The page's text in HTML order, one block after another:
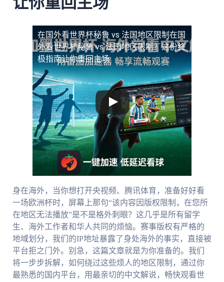
在国外看世界杯秘鲁 vs 法国地区限制 在国
外看世界杯秘鲁 vs 法国地区限制？这份终
极指南让你重回主场
身在海外，当你想打开央视频、腾讯体育，准备好好看
一场欧洲杯时，屏幕上那句“该内容因版权限制，在您所
在地区无法播放”是不是格外刺眼？这几乎是所有留学
生、海外工作者和华人共同的烦恼。赛事版权有严格的
地域划分，我们的IP地址暴露了身处海外的事实，直接被
平台拒之门外。别急，这篇文章就是为你准备的。我们
将一步步拆解，如何绕过这些烦人的地区限制，通过你
最熟悉的国内平台，用最亲切的中文解说，畅快观看世